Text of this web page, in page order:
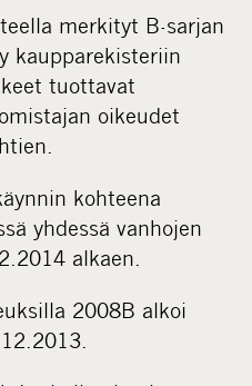
merkityt B-sarjan
kaupparekisteriin
tuottavat
oikeudet
kohteena
yhdessä vanhojen
alkaen.
2008B alkoi